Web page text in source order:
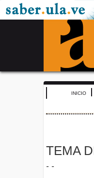
INICIO
TEMA
- -